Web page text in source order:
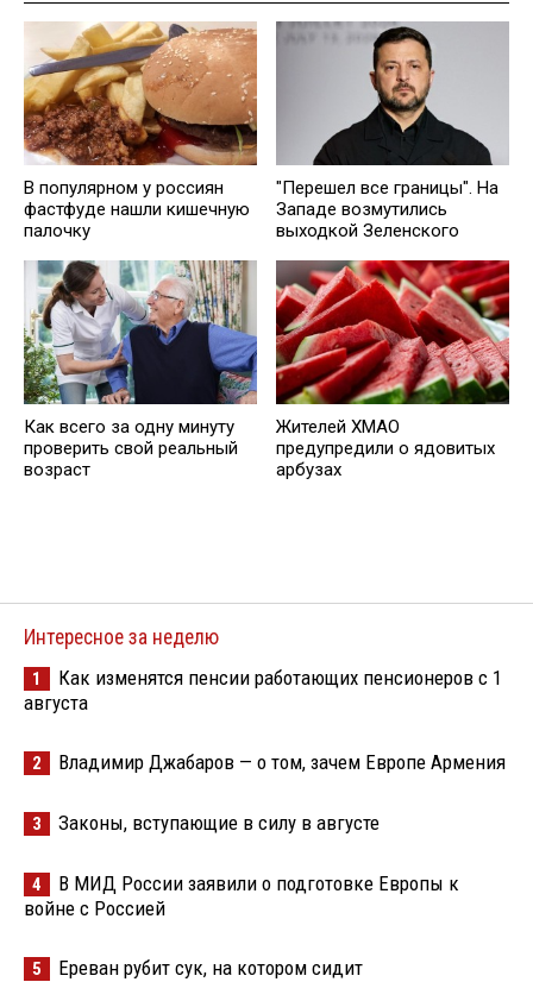
В популярном у россиян
фастфуде нашли кишечную
палочку
"Перешел все границы". На
Западе возмутились
выходкой Зеленского
Как всего за одну минуту
проверить свой реальный
возраст
Жителей ХМАО
предупредили о ядовитых
арбузах
Интересное за неделю
1
Как изменятся пенсии работающих пенсионеров с 1
августа
2 Владимир Джабаров — о том, зачем Европе Армения
3 Законы, вступающие в силу в августе
4
В МИД России заявили о подготовке Европы к
войне с Россией
5 Ереван рубит сук, на котором сидит